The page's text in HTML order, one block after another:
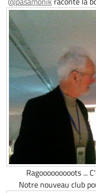
Ragooooooooots ...
Notre nouveau club